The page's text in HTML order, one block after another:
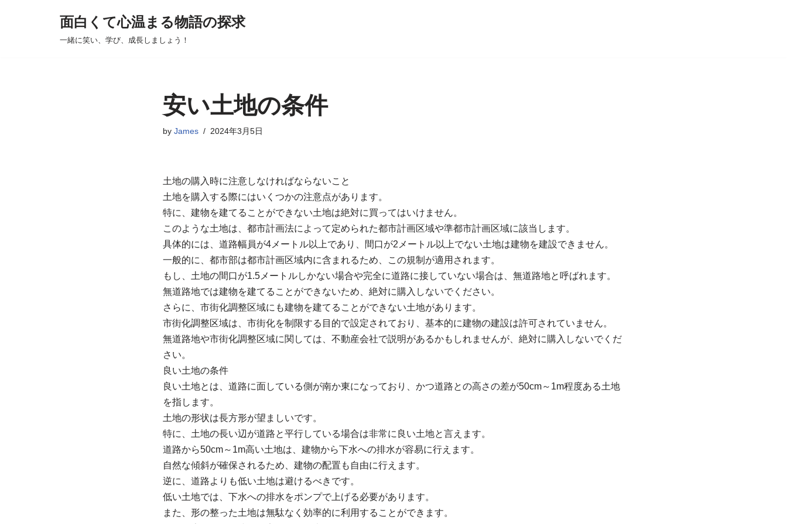
面白くて心温まる物語の探求
一緒に笑い、学び、成長しましょう！
安い土地の条件
by James 2024年3月5日
土地の購入時に注意しなければならないこと
土地を購入する際にはいくつかの注意点があります。
特に、建物を建てることができない土地は絶対に買ってはいけません。
このような土地は、都市計画法によって定められた都市計画区域や準都市計画区域に該当します。
具体的には、道路幅員が4メートル以上であり、間口が2メートル以上でない土地は建物を建設できません。
一般的に、都市部は都市計画区域内に含まれるため、この規制が適用されます。
もし、土地の間口が1.5メートルしかない場合や完全に道路に接していない場合は、無道路地と呼ばれます。
無道路地では建物を建てることができないため、絶対に購入しないでください。
さらに、市街化調整区域にも建物を建てることができない土地があります。
市街化調整区域は、市街化を制限する目的で設定されており、基本的に建物の建設は許可されていません。
無道路地や市街化調整区域に関しては、不動産会社で説明があるかもしれませんが、絶対に購入しないでくだ
さい。
良い土地の条件
良い土地とは、道路に面している側が南か東になっており、かつ道路との高さの差が50cm～1m程度ある土地
を指します。
土地の形状は長方形が望ましいです。
特に、土地の長い辺が道路と平行している場合は非常に良い土地と言えます。
道路から50cm～1m高い土地は、建物から下水への排水が容易に行えます。
自然な傾斜が確保されるため、建物の配置も自由に行えます。
逆に、道路よりも低い土地は避けるべきです。
低い土地では、下水への排水をポンプで上げる必要があります。
また、形の整った土地は無駄なく効率的に利用することができます。